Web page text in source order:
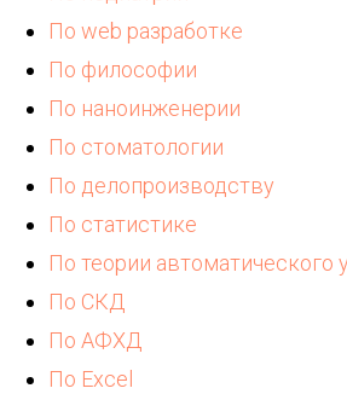
По web разработке
По философии
По наноинженерии
По стоматологии
По делопроизводству
По статистике
По теории автоматического
По СКД
По АФХД
По Excel